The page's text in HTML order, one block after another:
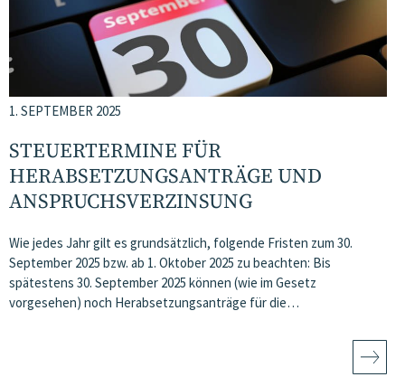
1. SEPTEMBER 2025
STEUERTERMINE FÜR
HERABSETZUNGSANTRÄGE UND
ANSPRUCHSVERZINSUNG
Wie jedes Jahr gilt es grundsätzlich, folgende Fristen zum 30.
September 2025 bzw. ab 1. Oktober 2025 zu beachten: Bis
spätestens 30. September 2025 können (wie im Gesetz
vorgesehen) noch Herabsetzungsanträge für die…